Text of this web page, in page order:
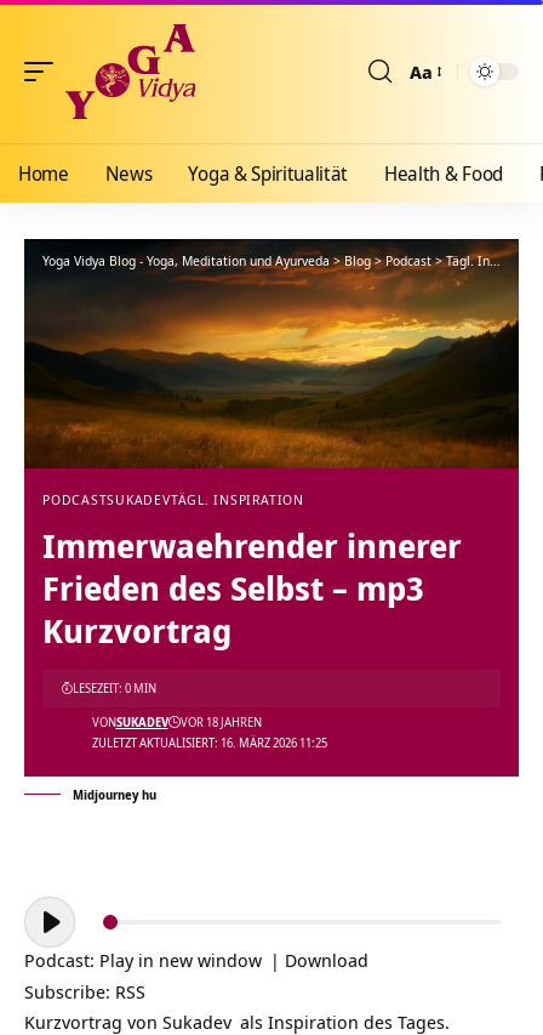
Aa
Home News Yoga & Spiritualität Health & Food
Yoga Vidya Blog - Yoga, Meditation und Ayurveda>Blog>Podcast>Tägl. Inspiration
PODCASTSUKADEVTÄGL. INSPIRATION
Immerwaehrender innerer
Frieden des Selbst – mp3
Kurzvortrag
ZULETZT AKTUALISIERT: 16. MÄRZ 2026 11:25
VONSUKADEV VOR 18 JAHREN
LESEZEIT: 0 MIN
Midjourney hu
Audio-
Player
Podcast: Play in new window | Download
Subscribe: RSS
Kurzvortrag von Sukadev als Inspiration des Tages.